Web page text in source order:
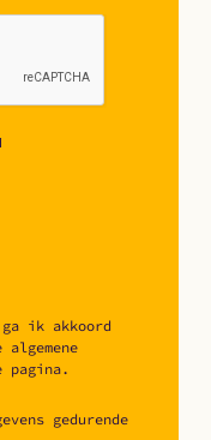
ik akkoord
algemene
pagina.
gedurende